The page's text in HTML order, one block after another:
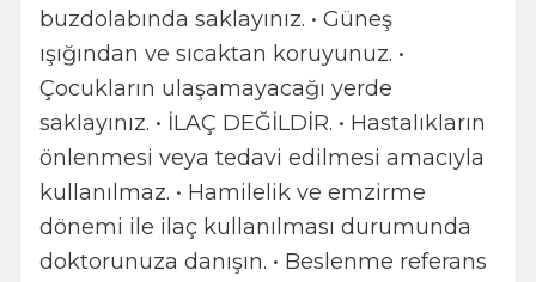
buzdolabında saklayınız. • Güneş
ışığından ve sıcaktan koruyunuz. •
Çocukların ulaşamayacağı yerde
saklayınız. • İLAÇ DEĞİLDİR. • Hastalıkların
önlenmesi veya tedavi edilmesi amacıyla
kullanılmaz. • Hamilelik ve emzirme
dönemi ile ilaç kullanılması durumunda
doktorunuza danışın. • Beslenme referans